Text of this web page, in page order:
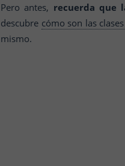
Pero antes, recuerda que
descubre cómo son las
mismo.